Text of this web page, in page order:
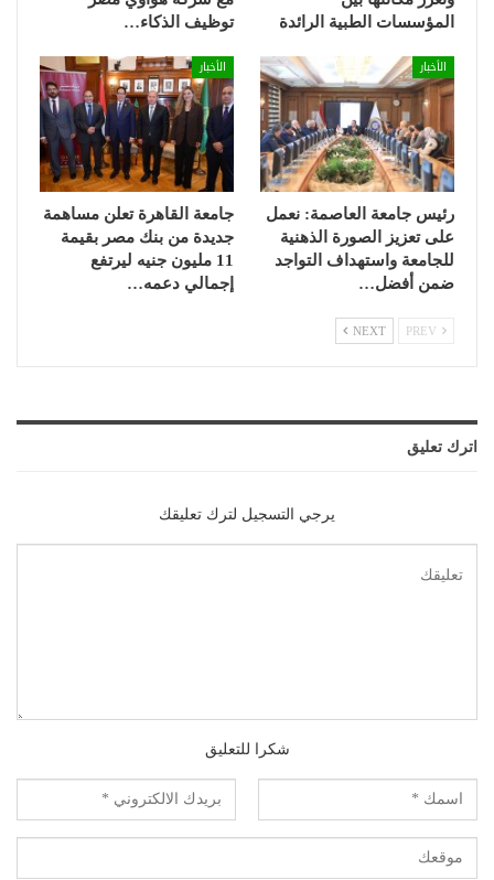
المؤسسات الطبية الرائدة
توظيف الذكاء…
الأخبار
رئيس جامعة العاصمة: نعمل
على تعزيز الصورة الذهنية
للجامعة واستهداف التواجد
ضمن أفضل…
الأخبار
جامعة القاهرة تعلن مساهمة
جديدة من بنك مصر بقيمة
11 مليون جنيه ليرتفع
إجمالي دعمه…
NEXT
اترك تعليق
يرجي التسجيل لترك تعليقك
شكرا للتعليق